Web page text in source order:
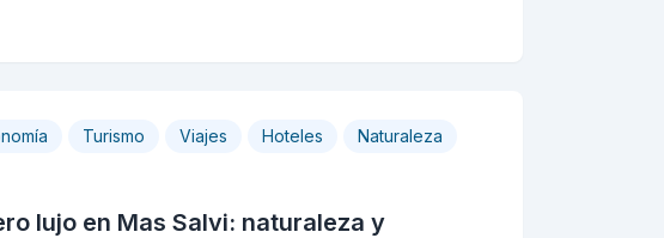
Turismo Viajes Hoteles Naturaleza
lujo en Mas Salvi: naturaleza y